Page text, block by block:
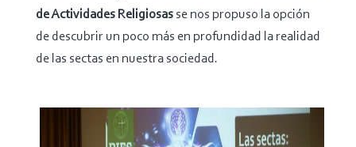
de Actividades Religiosas se nos propuso la opción
de descubrir un poco más en profundidad la realidad
de las sectas en nuestra sociedad.